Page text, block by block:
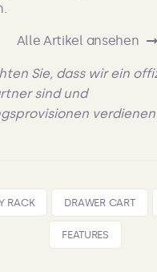
Alle Artikel ansehen
Sie, dass wir ein
sind und
verdienen
RACK DRAWER CART
FEATURES